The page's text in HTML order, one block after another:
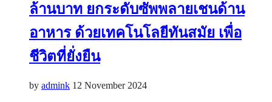
ล้านบาท ยกระดับซัพพลายเชนด้าน
อาหาร ด้วยเทคโนโลยีทันสมัย เพื่อ
ชีวิตที่ยั่งยืน
by admink 12 November 2024